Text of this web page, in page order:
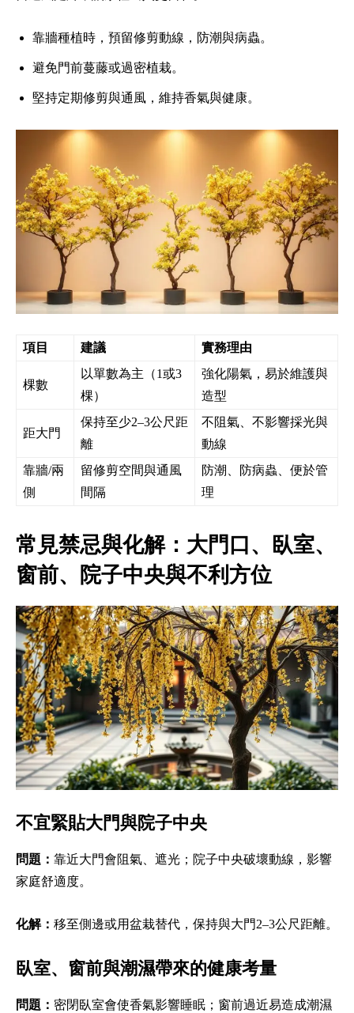
靠牆種植時，預留修剪動線，防潮與病蟲。
避免門前蔓藤或過密植栽。
堅持定期修剪與通風，維持香氣與健康。
項目 建議 實務理由
棵數
以單數為主（1或3
棵）
強化陽氣，易於維護與
造型
距大門
保持至少2–3公尺距
離
不阻氣、不影響採光與
動線
靠牆/兩
側
留修剪空間與通風
間隔
防潮、防病蟲、便於管
理
常見禁忌與化解：大門口、臥室、
窗前、院子中央與不利方位
不宜緊貼大門與院子中央
問題： 靠近大門會阻氣、遮光；院子中央破壞動線，影響
家庭舒適度。
化解： 移至側邊或用盆栽替代，保持與大門2–3公尺距離。
臥室、窗前與潮濕帶來的健康考量
問題： 密閉臥室會使香氣影響睡眠；窗前過近易造成潮濕